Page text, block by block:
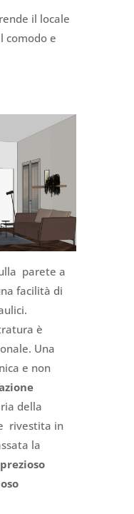
il locale
comodo e
parete a
facilità di
è
Una
e non
della
rivestita in
la
prezioso